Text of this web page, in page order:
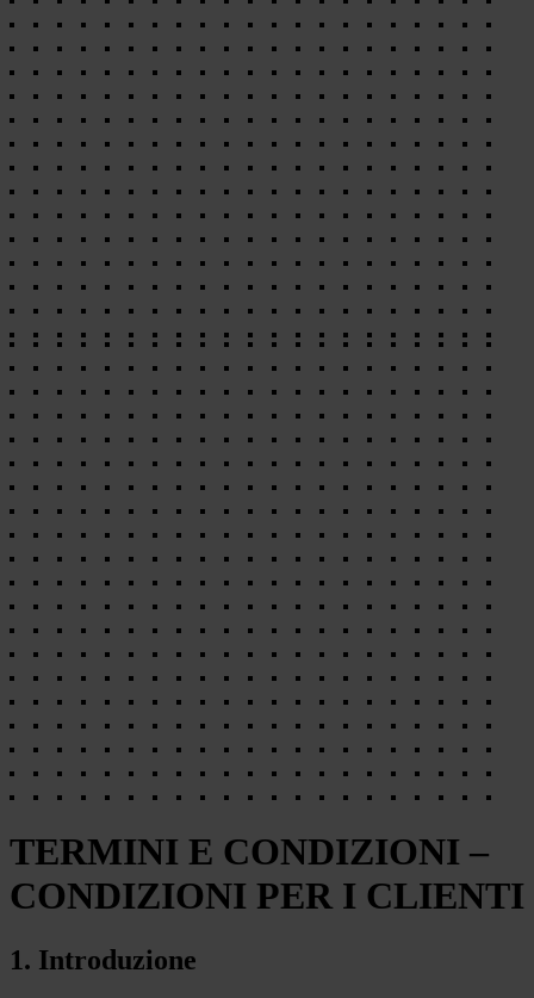
TERMINI E CONDIZIONI –
CONDIZIONI PER I CLIENTI
1. Introduzione